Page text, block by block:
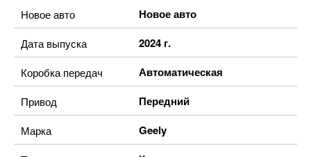
Новое авто Новое авто
Дата выпуска 2024 г.
Коробка передач Автоматическая
Привод Передний
Марка Geely